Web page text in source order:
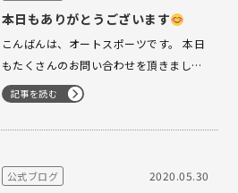
本日もありがとうございます
こんばんは、オートスポーツです。 本日
もたくさんのお問い合わせを頂きまして
ありがとうございました。 69y Sコンバ
ージョン 徐々に人気が出てきました。
お探しのお客様！！ いかがでしょうか？
い…
記事を読む
公式ブログ 2020.05.30